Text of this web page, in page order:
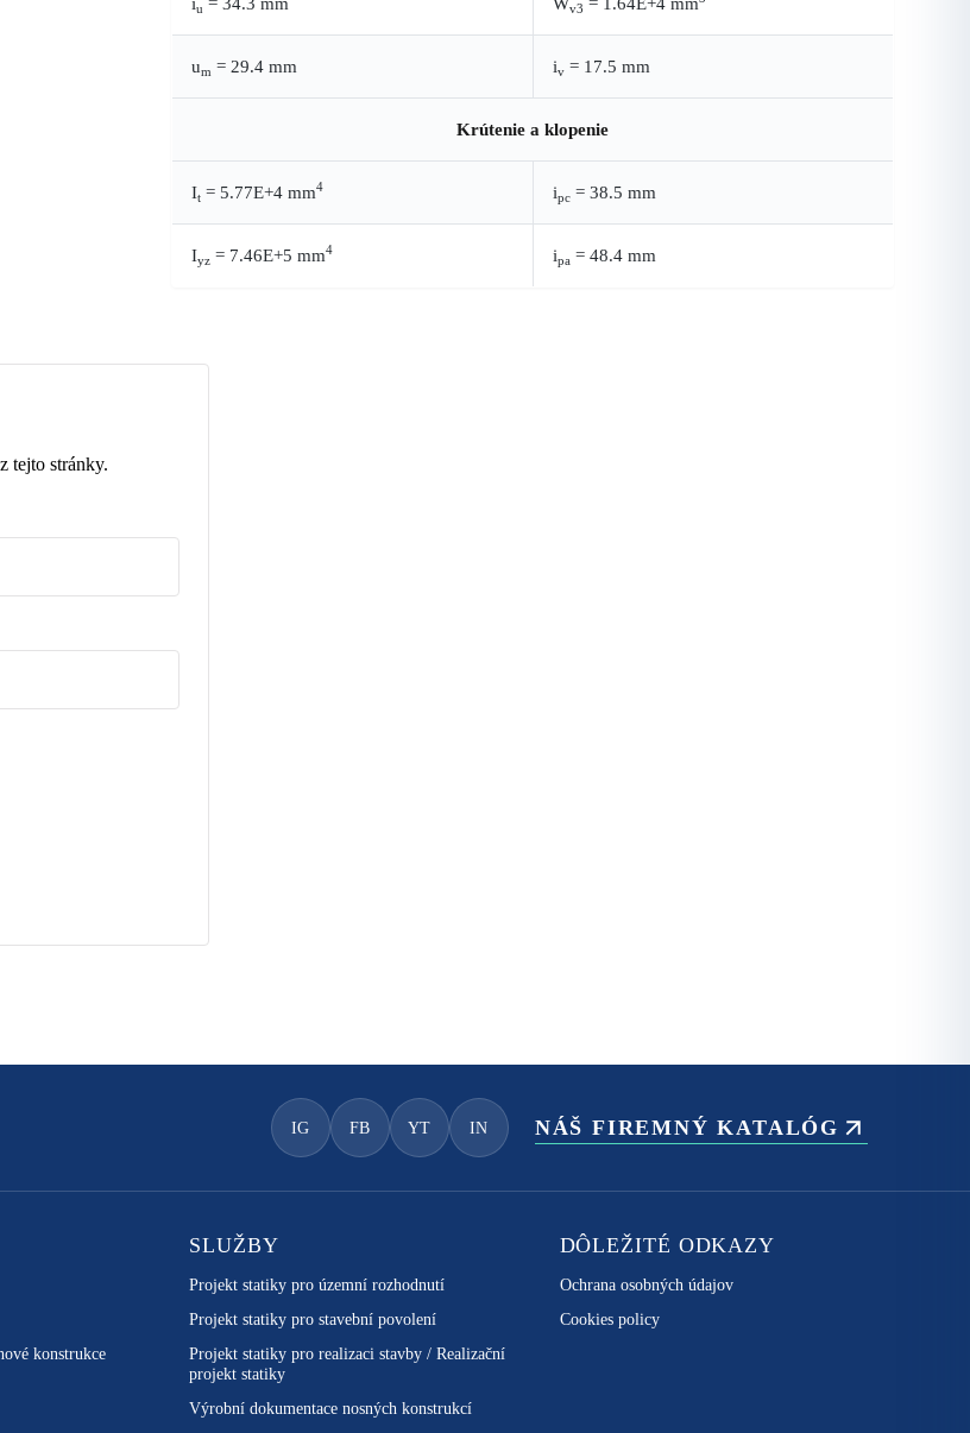
u v3
um = 29.4 mm iv = 17.5 mm
Krútenie a klopenie
It = 5.77E+4 mm4 ipc = 38.5 mm
Iyz = 7.46E+5 mm4 ipa = 48.4 mm
tejto stránky.
IG FB YT IN NÁŠ FIREMNÝ KATALÓG
konstrukce
SLUŽBY
Projekt statiky pro územní rozhodnutí
Projekt statiky pro stavební povolení
Projekt statiky pro realizaci stavby / Realizační
projekt statiky
Výrobní dokumentace nosných konstrukcí
DÔLEŽITÉ ODKAZY
Ochrana osobných údajov
Cookies policy